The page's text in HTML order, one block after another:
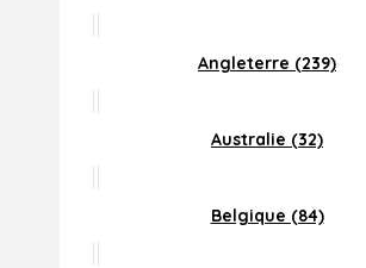
Angleterre (239)
Australie (32)
Belgique (84)